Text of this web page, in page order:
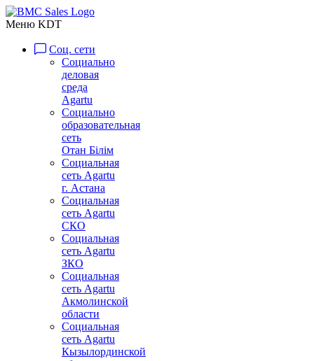
Меню KDT
Соц. сети
Социально
деловая
среда
Agartu
Социально
образовательная
сеть
Отан Бiлiм
Социальная
сеть Agartu
г. Астана
Социальная
сеть Agartu
СКО
Социальная
сеть Agartu
ЗКО
Социальная
сеть Agartu
Акмолинской
области
Социальная
сеть Agartu
Кызылординской